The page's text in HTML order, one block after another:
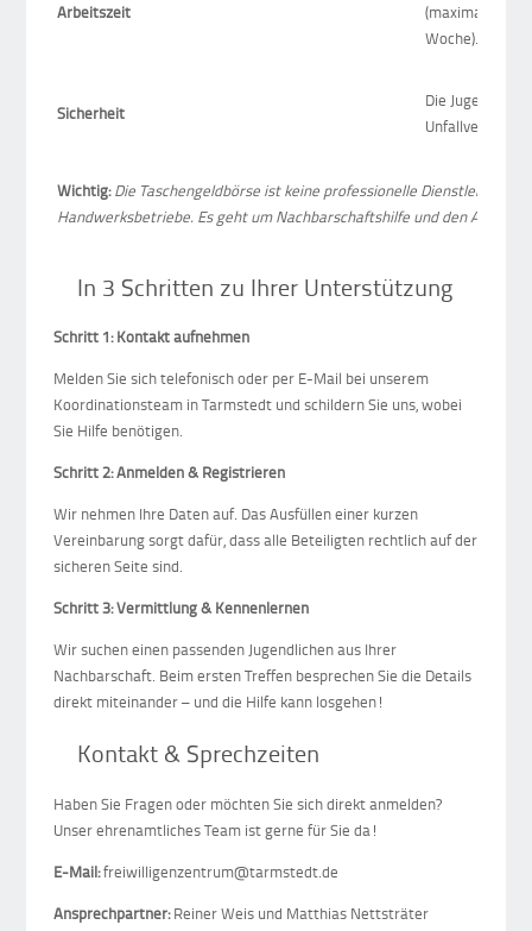
Arbeitszeit
(maximal 2
Woche).
Sicherheit
Die
Wichtig:Die Taschengeldbörse ist keine professionelle Dienstleistung
Handwerksbetriebe. Es geht um Nachbarschaftshilfe und den
In 3 Schritten zu Ihrer Unterstützung
Schritt 1: Kontakt aufnehmen
Melden Sie sich telefonisch oder per E-Mail bei unserem
Koordinationsteam in Tarmstedt und schildern Sie uns, wobei
Sie Hilfe benötigen.
Schritt 2: Anmelden & Registrieren
Wir nehmen Ihre Daten auf. Das Ausfüllen einer kurzen
Vereinbarung sorgt dafür, dass alle Beteiligten rechtlich auf der
sicheren Seite sind.
Schritt 3: Vermittlung & Kennenlernen
Wir suchen einen passenden Jugendlichen aus Ihrer
Nachbarschaft. Beim ersten Treffen besprechen Sie die Details
direkt miteinander – und die Hilfe kann losgehen!
Kontakt & Sprechzeiten
Haben Sie Fragen oder möchten Sie sich direkt anmelden?
Unser ehrenamtliches Team ist gerne für Sie da!
E-Mail:freiwilligenzentrum@tarmstedt.de
Ansprechpartner:Reiner Weis und Matthias Nettsträter